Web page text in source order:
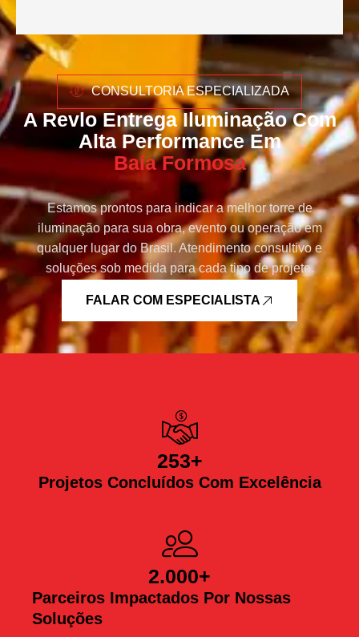
CONSULTORIA ESPECIALIZADA
A Revlo Entrega Iluminação Com
Alta Performance Em
Baía Formosa
Estamos prontos para indicar a melhor torre de
iluminação para sua obra, evento ou operação em
qualquer lugar do Brasil. Atendimento consultivo e
soluções sob medida para cada tipo de projeto.
FALAR COM ESPECIALISTA
Projetos Concluídos Com Excelência
253+
Parceiros Impactados Por Nossas
Soluções
2.000+